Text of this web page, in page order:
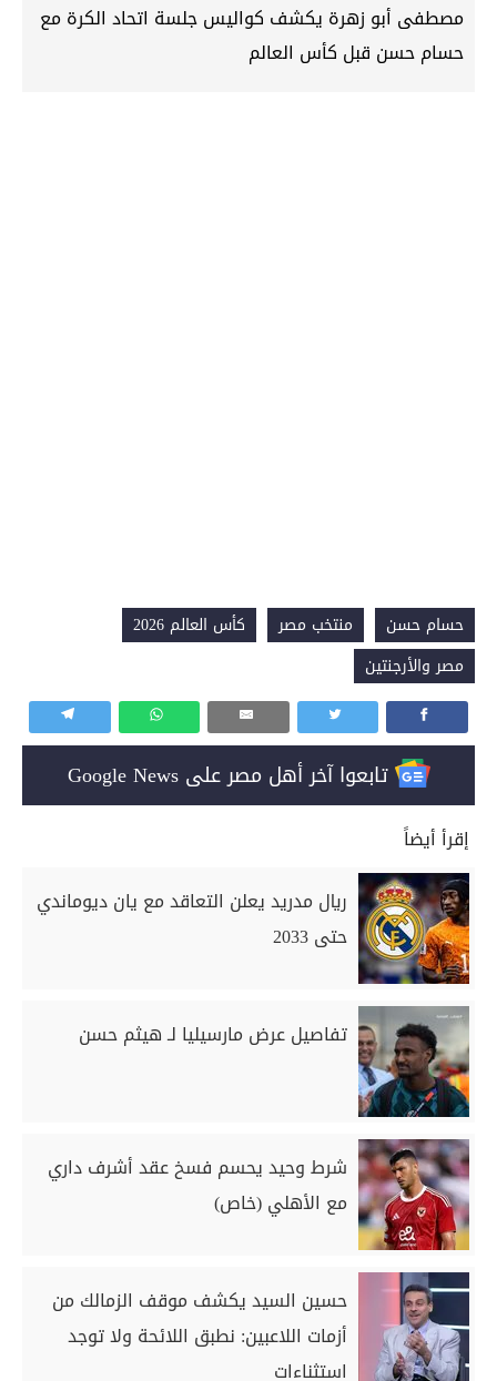
مصطفى أبو زهرة يكشف كواليس جلسة اتحاد الكرة مع
حسام حسن قبل كأس العالم
حسام حسن منتخب مصر
كأس العالم 2026
مصر والأرجنتين
تابعوا آخر أهل مصر على Google News
إقرأ أيضاً
ريال مدريد يعلن التعاقد مع يان ديوماندي
حتى 2033
تفاصيل عرض مارسيليا لـ هيثم حسن
شرط وحيد يحسم فسخ عقد أشرف داري
مع الأهلي (خاص)
حسين السيد يكشف موقف الزمالك من
أزمات اللاعبين: نطبق اللائحة ولا توجد
استثناءات